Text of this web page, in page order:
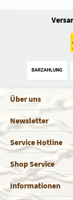
Über uns
Newsletter
Service Hotline
Shop Service
Informationen